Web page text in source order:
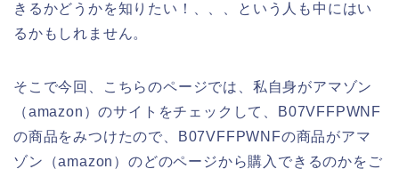
きるかどうかを知りたい！、、、という人も中にはい
るかもしれません。
そこで今回、こちらのページでは、私自身がアマゾン
（amazon）のサイトをチェックして、B07VFFPWNF
の商品をみつけたので、B07VFFPWNFの商品がアマ
ゾン（amazon）のどのページから購入できるのかをご